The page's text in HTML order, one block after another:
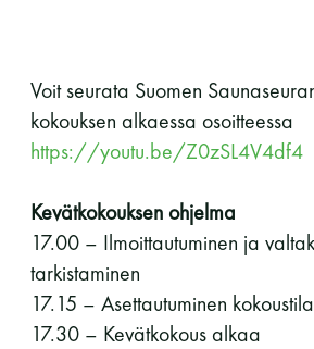
-Naisten päivät ovat
-Miesten päivät tiistai,
perjantai ja
-Kuukauden ensimmäinen
Voit seurata Suomen
kokouksen alkaessa osoitteessa
https://youtu.be/Z0zSL4V4df4
Kevätkokouksen ohjelma
17.00 – Ilmoittautuminen ja
tarkistaminen
17.15 – Asettautuminen
17.30 – Kevätkokous alkaa